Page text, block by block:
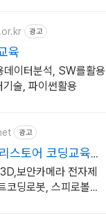
광고
육
데이터분석, SW를활용
술, 파이썬활용
광고
스토어 코딩교육을
보안카메라 전자제
코딩로봇, 스피로볼트